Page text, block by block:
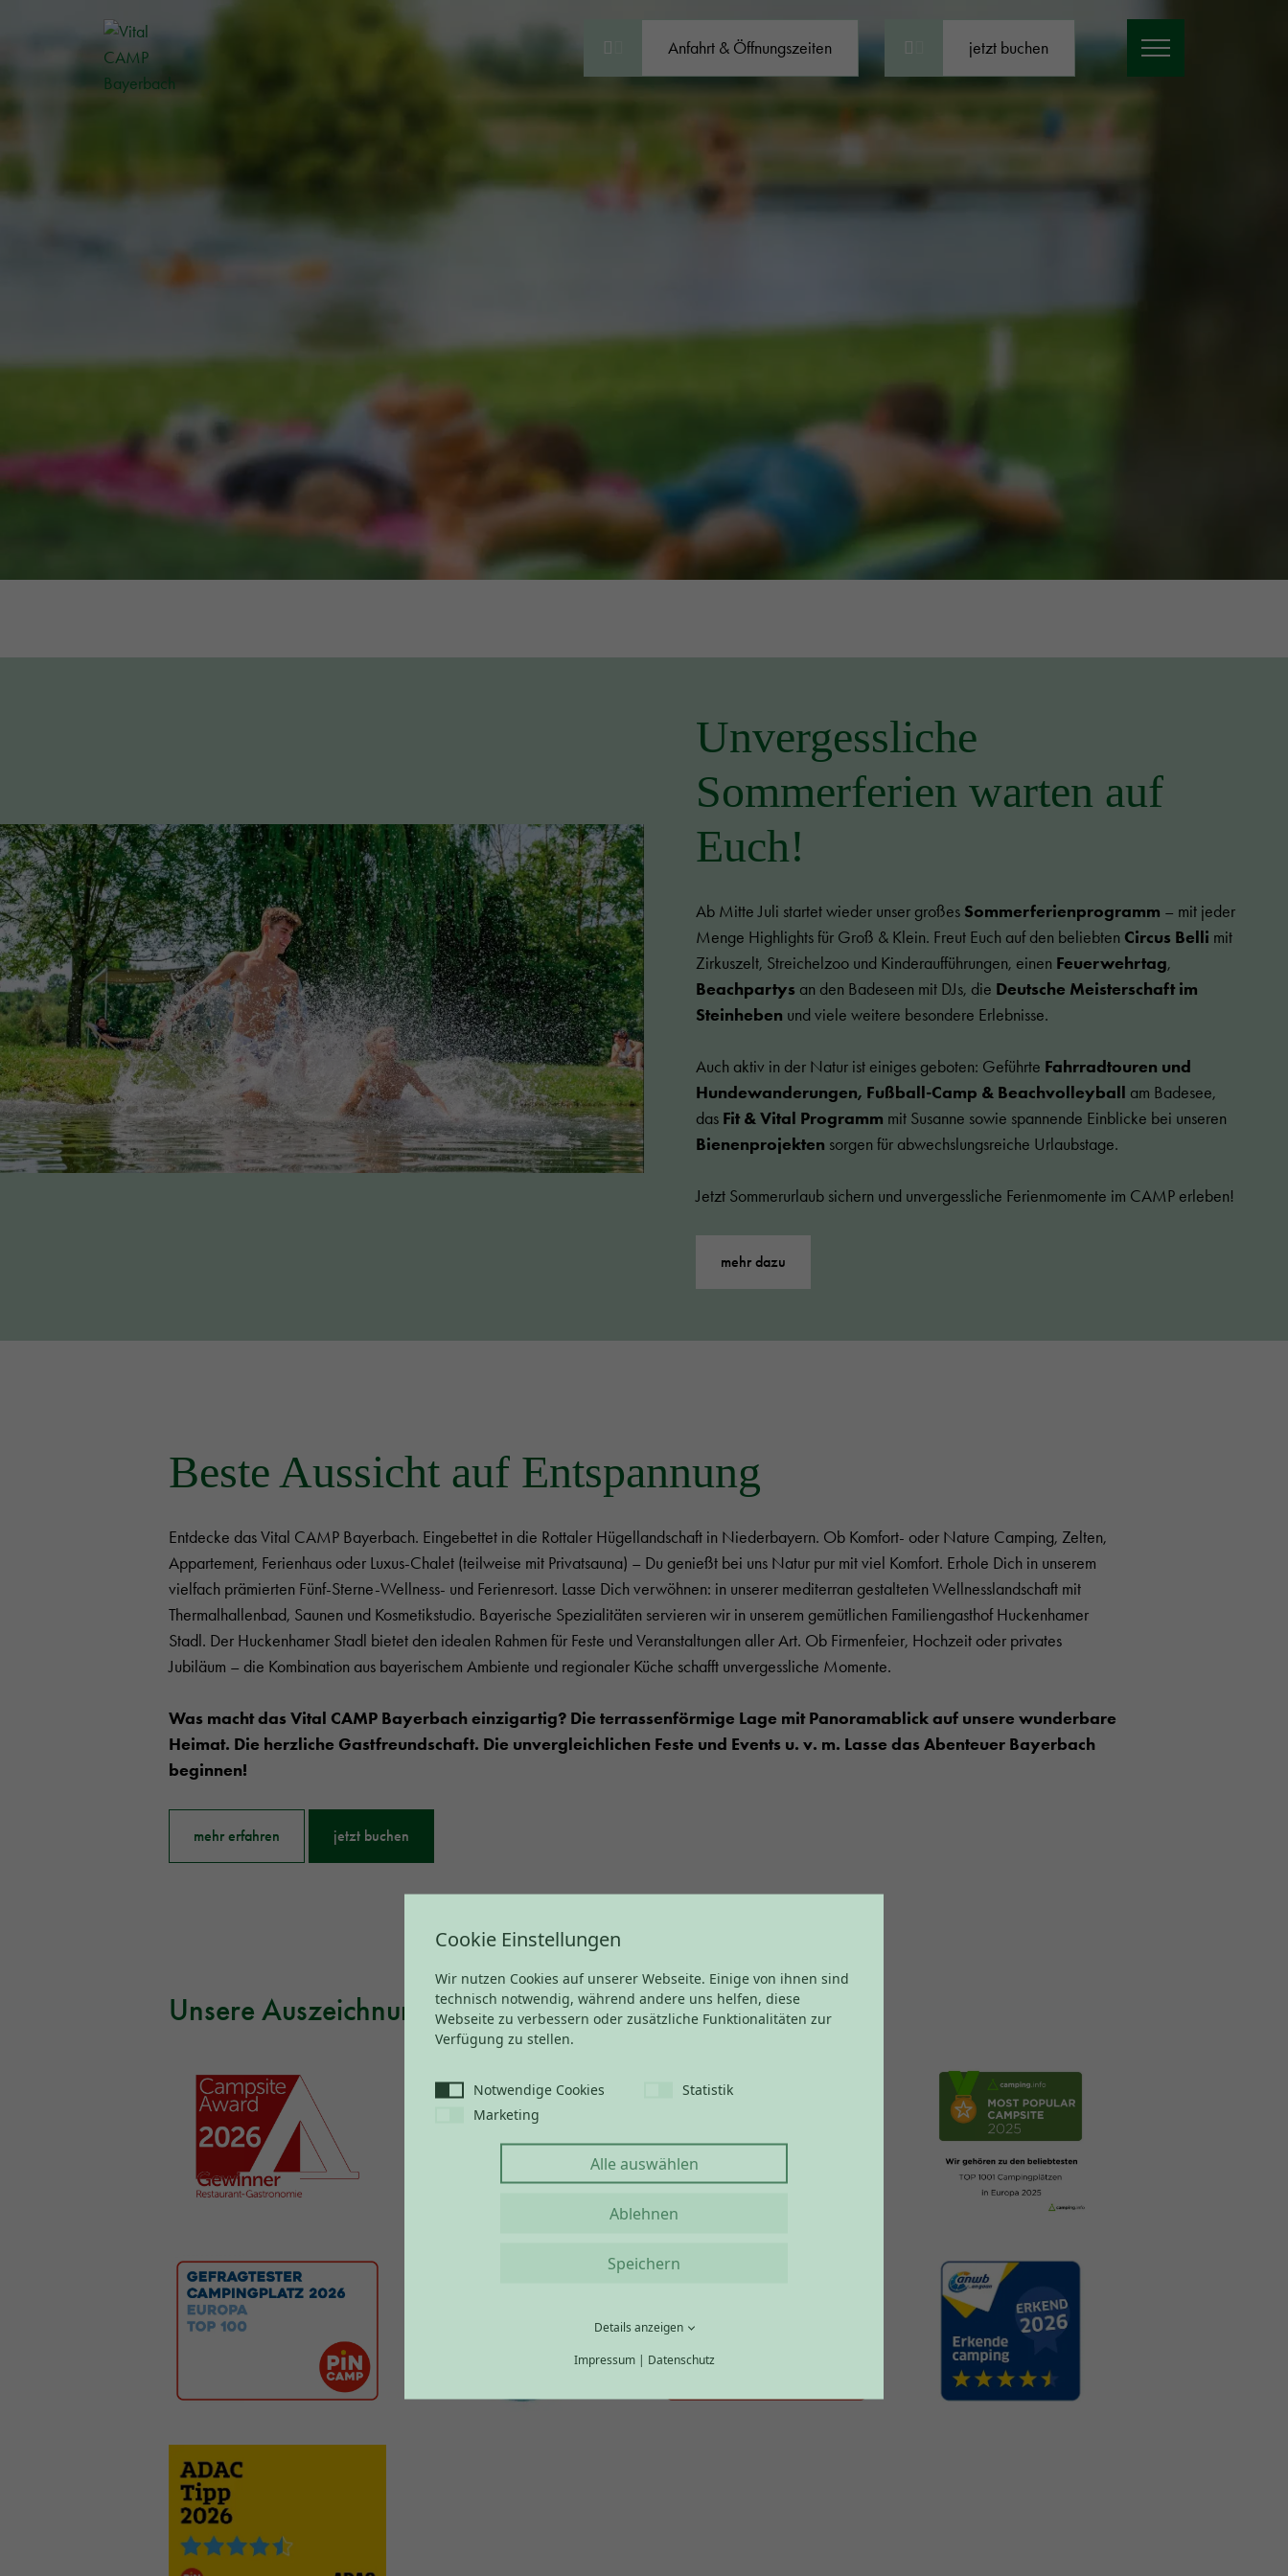
Anfahrt & Öffnungszeiten jetzt buchen
Unvergessliche
Sommerferien warten auf
Euch!
Ab Mitte Juli startet wieder unser großes Sommerferienprogramm – mit jeder
Menge Highlights für Groß & Klein. Freut Euch auf den beliebten Circus Belli mit
Zirkuszelt, Streichelzoo und Kinderaufführungen, einen Feuerwehrtag,
Beachpartys an den Badeseen mit DJs, die Deutsche Meisterschaft im
Steinheben und viele weitere besondere Erlebnisse.
Auch aktiv in der Natur ist einiges geboten: Geführte Fahrradtouren und
Hundewanderungen, Fußball-Camp & Beachvolleyball am Badesee,
das Fit & Vital Programm mit Susanne sowie spannende Einblicke bei unseren
Bienenprojekten sorgen für abwechslungsreiche Urlaubstage.
Jetzt Sommerurlaub sichern und unvergessliche Ferienmomente im CAMP erleben!
mehr dazu
Beste Aussicht auf Entspannung
Entdecke das Vital CAMP Bayerbach. Eingebettet in die Rottaler Hügellandschaft in Niederbayern. Ob Komfort- oder Nature Camping, Zelten,
Appartement, Ferienhaus oder Luxus-Chalet (teilweise mit Privatsauna) – Du genießt bei uns Natur pur mit viel Komfort. Erhole Dich in unserem
vielfach prämierten Fünf-Sterne-Wellness- und Ferienresort. Lasse Dich verwöhnen: in unserer mediterran gestalteten Wellnesslandschaft mit
Thermalhallenbad, Saunen und Kosmetikstudio. Bayerische Spezialitäten servieren wir in unserem gemütlichen Familiengasthof Huckenhamer
Stadl. Der Huckenhamer Stadl bietet den idealen Rahmen für Feste und Veranstaltungen aller Art. Ob Firmenfeier, Hochzeit oder privates
Jubiläum – die Kombination aus bayerischem Ambiente und regionaler Küche schafft unvergessliche Momente.
Was macht das Vital CAMP Bayerbach einzigartig? Die terrassenförmige Lage mit Panoramablick auf unsere wunderbare
Heimat. Die herzliche Gastfreundschaft. Die unvergleichlichen Feste und Events u. v. m. Lasse das Abenteuer Bayerbach
beginnen!
mehr erfahren jetzt buchen
Unsere Auszeichnungen
Cookie Einstellungen
Wir nutzen Cookies auf unserer Webseite. Einige von ihnen sind
technisch notwendig, während andere uns helfen, diese
Webseite zu verbessern oder zusätzliche Funktionalitäten zur
Verfügung zu stellen.
Notwendige Cookies
Statistik
Marketing
Alle auswählen
Ablehnen
Speichern
Details anzeigen
Impressum| Datenschutz